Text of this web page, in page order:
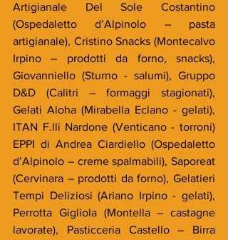
Artigianale Del Sole Costantino
(Ospedaletto d’Alpinolo – pasta
artigianale), Cristino Snacks (Montecalvo
Irpino – prodotti da forno, snacks),
Giovanniello (Sturno - salumi), Gruppo
D&D (Calitri – formaggi stagionati),
Gelati Aloha (Mirabella Eclano - gelati),
ITAN F.lli Nardone (Venticano - torroni)
EPPI di Andrea Ciardiello (Ospedaletto
d’Alpinolo – creme spalmabili), Saporeat
(Cervinara – prodotti da forno), Gelatieri
Tempi Deliziosi (Ariano Irpino - gelati),
Perrotta Gigliola (Montella – castagne
lavorate), Pasticceria Castello – Birra